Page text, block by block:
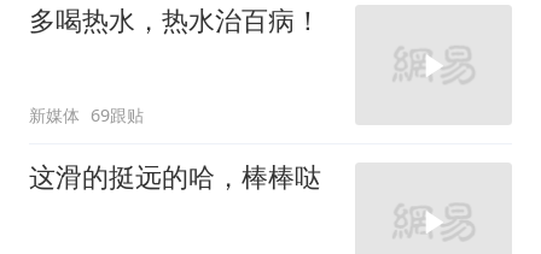
多喝热水，热水治百病！
新媒体 69跟贴
这滑的挺远的哈，棒棒哒